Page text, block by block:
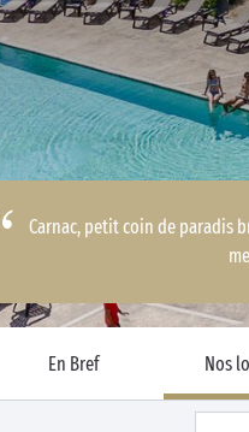
Carnac, petit coin de paradis
En Bref Nos